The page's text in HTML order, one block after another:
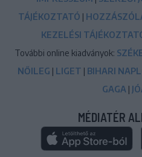
TÁJÉKOZTATÓ |
KEZELÉSI
További online kiadványok:
NŐILEG | LIGET | BIHARI
GAGA |
MÉDIATÉR